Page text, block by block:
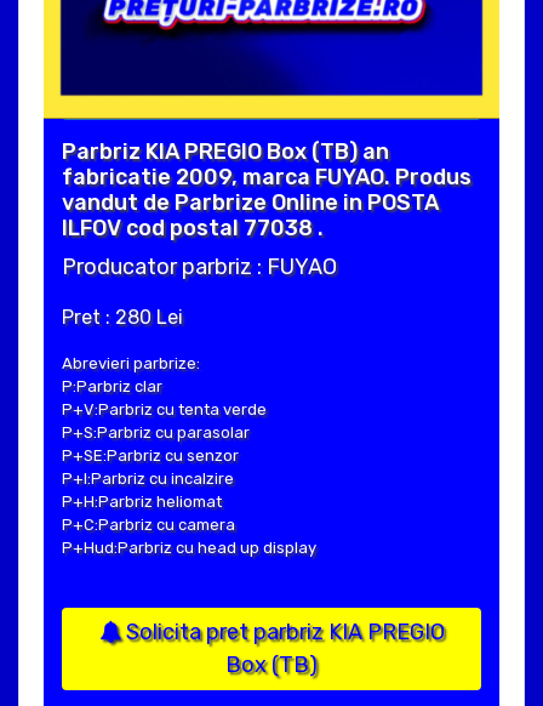
Parbriz KIA PREGIO Box (TB) an
fabricatie 2009, marca FUYAO. Produs
vandut de Parbrize Online in POSTA
ILFOV cod postal 77038 .
Producator parbriz : FUYAO
Pret : 280 Lei
Abrevieri parbrize:
P:Parbriz clar
P+V:Parbriz cu tenta verde
P+S:Parbriz cu parasolar
P+SE:Parbriz cu senzor
P+I:Parbriz cu incalzire
P+H:Parbriz heliomat
P+C:Parbriz cu camera
P+Hud:Parbriz cu head up display
Solicita pret parbriz KIA PREGIO
Box (TB)